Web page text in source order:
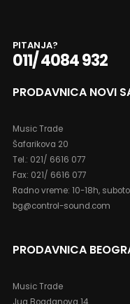
PITANJA?
011/ 4084 932
PRODAVNICA NOVI
Music Trade
Šafarikova 20
Tel.: 021/ 6616 077
Fax: 021/ 6616 077
Radno vreme: 10-18h,
bg@control-sound.com
PRODAVNICA
Music Trade